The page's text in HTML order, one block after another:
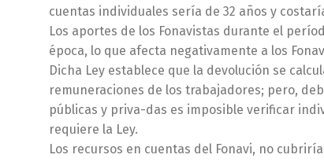
cuentas individuales sería de 32 años y
Los aportes de los Fonavistas durante el
época, lo que afecta negativamente a los
Dicha Ley establece que la devolución se
remuneraciones de los trabajadores; pero,
públicas y priva-das es imposible verificar
requiere la Ley.
Los recursos en cuentas del Fonavi, no